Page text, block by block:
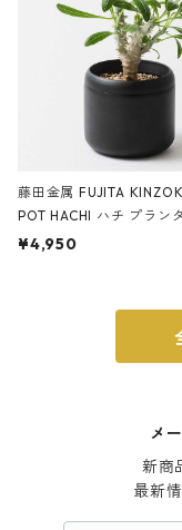
藤田金属 FUJITA
POT HACHI ハチ プラン
ト 3号 ブラック
¥4,950
メ
新商
最新